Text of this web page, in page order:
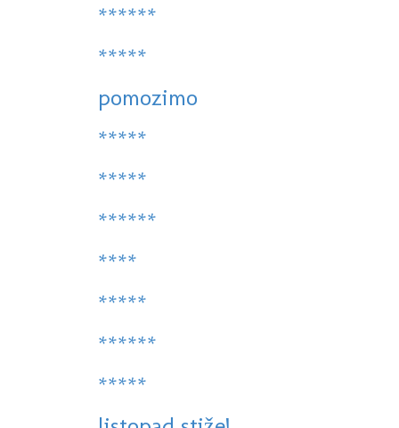
******
*****
pomozimo
*****
*****
******
****
*****
******
*****